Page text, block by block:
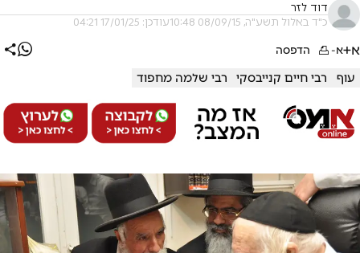
דוד לזר
כ"ד באלול תשע"ה, 08/09/15 10:48 עודכן: 17/01/25 04:21
א+א- הדפסה
עוף רבי חיים קנייבסקי רבי שלמה מחפוד